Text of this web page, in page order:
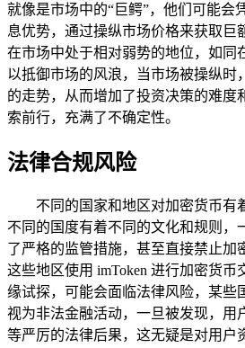
就像是市场中的“巨鳄”，他们可能会
息优势，通过操纵市场价格来获取巨
在市场中处于相对弱势的地位，如同
以抵御市场的风浪，当市场被操纵时
的走势，从而增加了投资决策的难度
索前行，充满了不确定性。
法律合规风险
不同的国家和地区对加密货币有
不同的国度有着不同的文化和规则，
了严格的监管措施，甚至直接禁止加
这些地区使用 imToken 进行加密货
缘试探，可能会面临法律风险，某些
视为非法金融活动，一旦被发现，用
等严厉的法律后果，这无疑是对用户